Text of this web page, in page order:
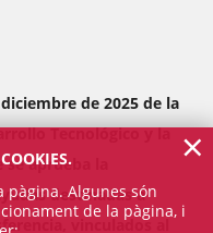
de 2025 de la
Tecnológico y la
aprueba la
destinadas a
vinculados al
pàgina. Algunes són
de la pàgina, i
×